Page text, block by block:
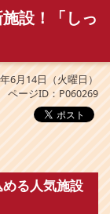
設！「しっ
6月14日（火曜日）
ページID：P060269
る人気施設